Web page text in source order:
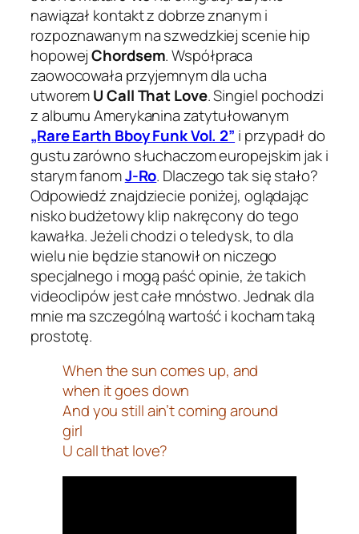
nawiązał kontakt z dobrze znanym i
rozpoznawanym na szwedzkiej scenie hip
hopowejChordsem. Współpraca
zaowocowała przyjemnym dla ucha
utworemU Call That Love. Singiel pochodzi
z albumu Amerykanina zatytułowanym
„Rare Earth Bboy Funk Vol. 2” i przypadł do
gustu zarówno słuchaczom europejskim jak i
starym fanomJ-Ro. Dlaczego tak się stało?
Odpowiedź znajdziecie poniżej, oglądając
nisko budżetowy klip nakręcony do tego
kawałka. Jeżeli chodzi o teledysk, to dla
wielu nie będzie stanowił on niczego
specjalnego i mogą paść opinie, że takich
videoclipów jest całe mnóstwo. Jednak dla
mnie ma szczególną wartość i kocham taką
prostotę.
When the sun comes up, and
when it goes down
And you still ain’t coming around
girl
U call that love?